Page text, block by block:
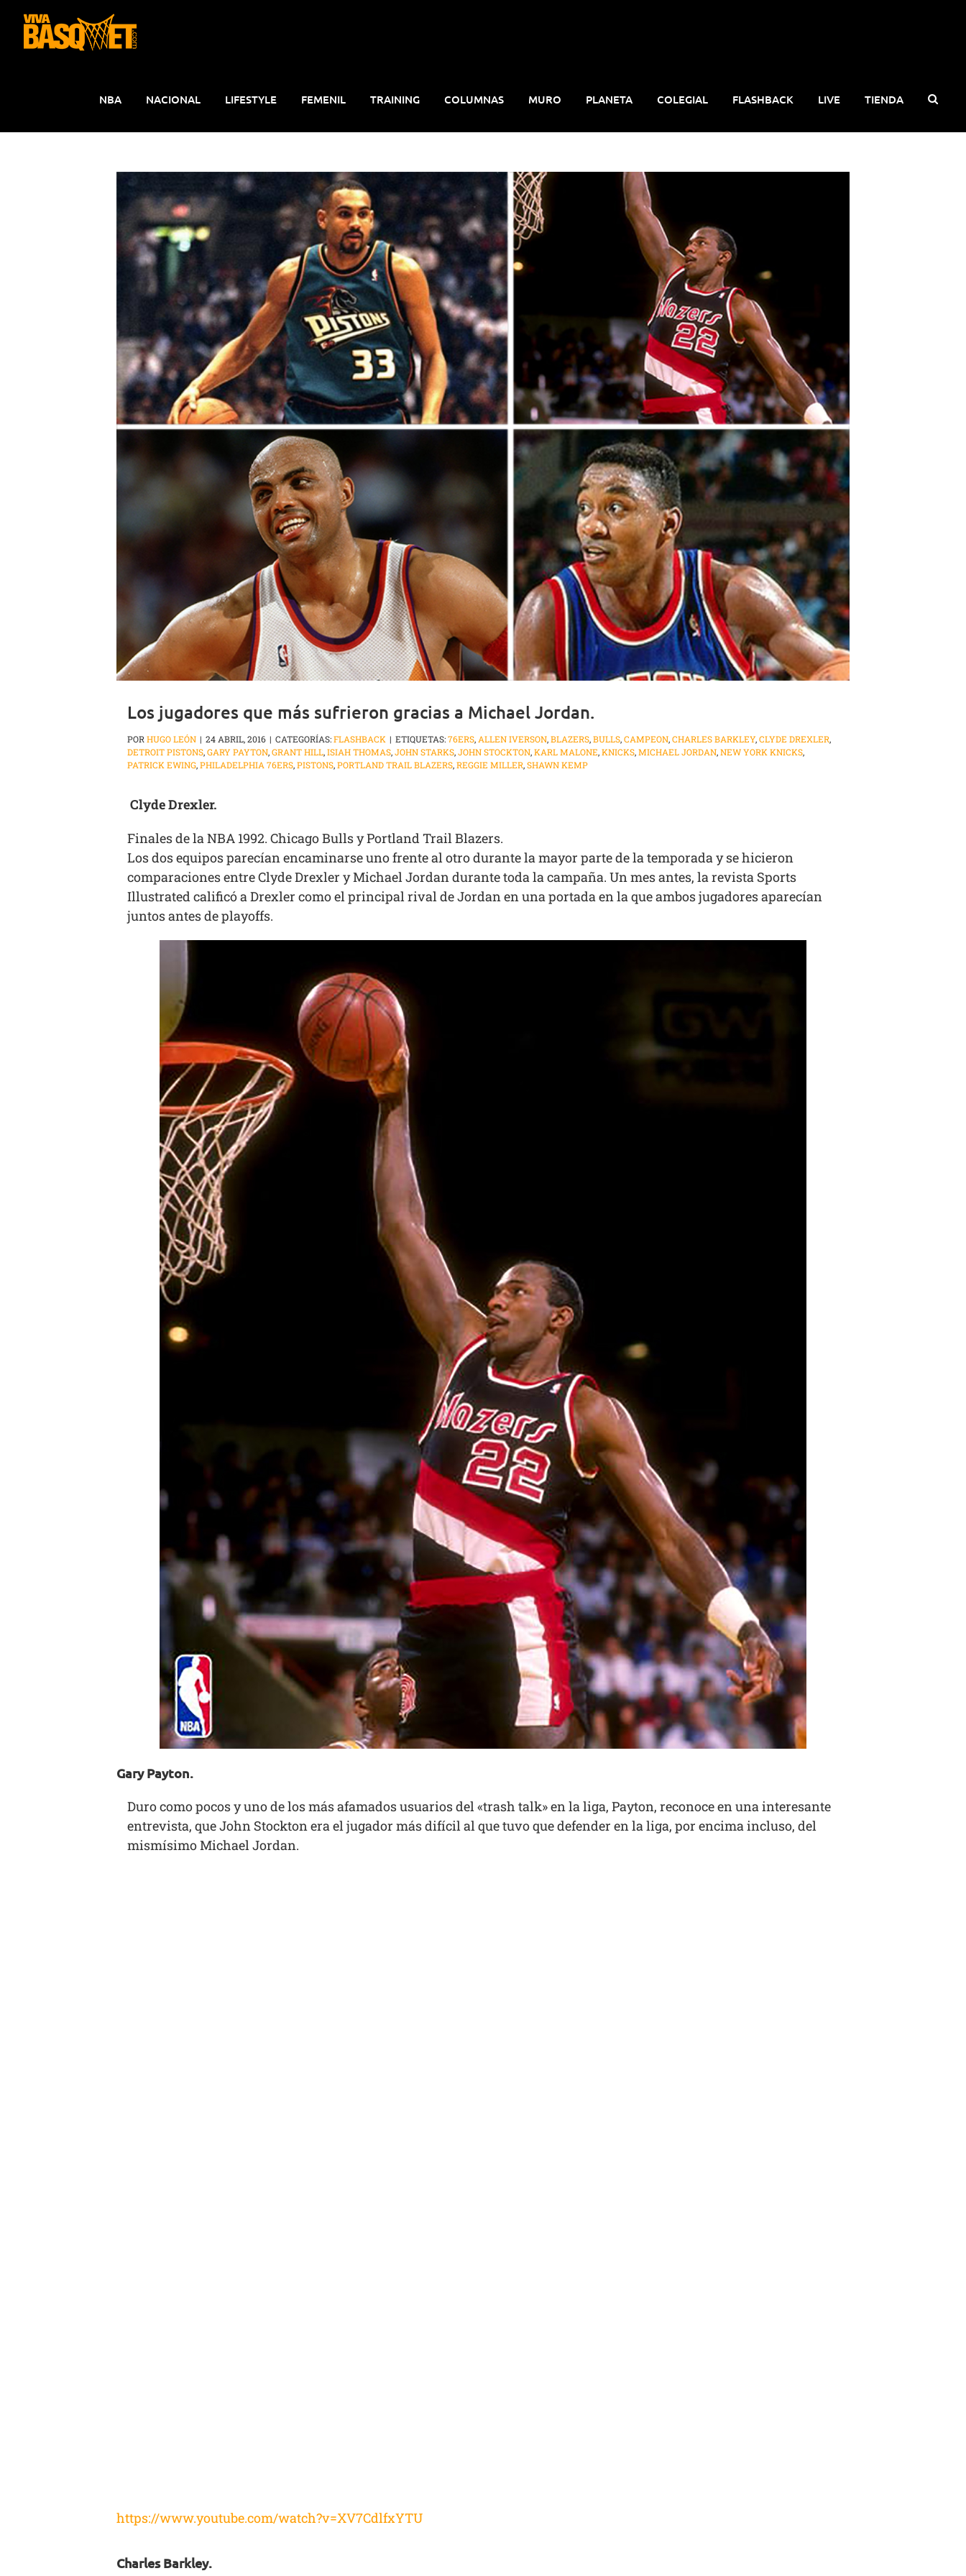
contenido
NBA NACIONAL LIFESTYLE FEMENIL TRAINING COLUMNAS MURO PLANETA COLEGIAL FLASHBACK LIVE TIENDA
Los jugadores que más sufrieron gracias a Michael Jordan.
PORHUGO LEÓN | 24 ABRIL, 2016 | CATEGORÍAS:FLASHBACK | ETIQUETAS:76ERS,ALLEN IVERSON,BLAZERS,BULLS,CAMPEON,CHARLES BARKLEY,CLYDE DREXLER,
DETROIT PISTONS,GARY PAYTON,GRANT HILL,ISIAH THOMAS,JOHN STARKS,JOHN STOCKTON,KARL MALONE,KNICKS,MICHAEL JORDAN,NEW YORK KNICKS,
PATRICK EWING,PHILADELPHIA 76ERS,PISTONS,PORTLAND TRAIL BLAZERS,REGGIE MILLER,SHAWN KEMP
Clyde Drexler.
Finales de la NBA 1992. Chicago Bulls y Portland Trail Blazers.
Los dos equipos parecían encaminarse uno frente al otro durante la mayor parte de la temporada y se hicieron
comparaciones entre Clyde Drexler y Michael Jordan durante toda la campaña. Un mes antes, la revista Sports
Illustrated calificó a Drexler como el principal rival de Jordan en una portada en la que ambos jugadores aparecían
juntos antes de playoffs.
Gary Payton.
Duro como pocos y uno de los más afamados usuarios del «trash talk» en la liga, Payton, reconoce en una interesante
entrevista, que John Stockton era el jugador más difícil al que tuvo que defender en la liga, por encima incluso, del
mismísimo Michael Jordan.
https://www.youtube.com/watch?v=XV7CdlfxYTU
Charles Barkley.